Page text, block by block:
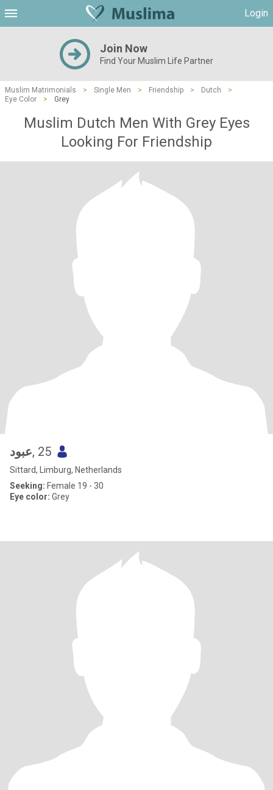
Login
Join Now
Find Your Muslim Life Partner
Muslim Matrimonials > Single Men > Friendship > Dutch
>
Eye Color
> Grey
Muslim Dutch Men With Grey Eyes
Looking For Friendship
عبود, 25
Sittard, Limburg, Netherlands
Seeking: Female 19 - 30
Eye color: Grey